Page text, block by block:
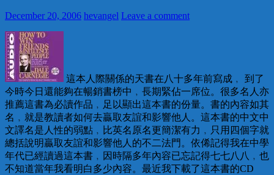
December 20, 2006 hevangel Leave a comment
這本人際關係的天書在八十多年前寫成﹐ 到了
今時今日還能夠在暢銷書榜中﹐長期緊佔一席位。很多名人亦
推薦這書為必讀作品﹐足以顯出這本書的份量。書的內容如其
名﹐就是教讀者如何去贏取友誼和影響他人。這本書的中文中
文譯名是人性的弱點﹐比英名原名更簡潔有力﹐只用四個字就
總括說明贏取友誼和影響他人的不二法門。依俙記得我在中學
年代已經讀過這本書﹐因時隔多年內容已忘記得七七八八﹐也
不知道當年我看明白多少內容。最近我下載了這本書的CD